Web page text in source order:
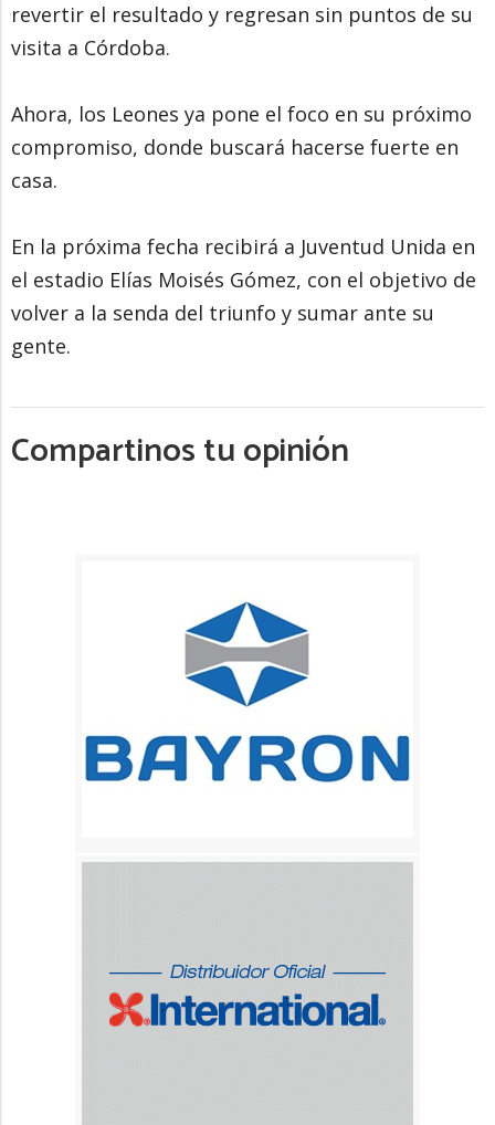
revertir el resultado y regresan sin puntos de su
visita a Córdoba.
Ahora, los Leones ya pone el foco en su próximo
compromiso, donde buscará hacerse fuerte en
casa.
En la próxima fecha recibirá a Juventud Unida en
el estadio Elías Moisés Gómez, con el objetivo de
volver a la senda del triunfo y sumar ante su
gente.
Compartinos tu opinión